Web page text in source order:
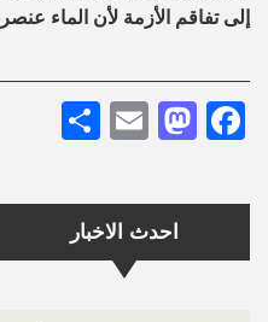
احدث الاخبار
إلى تفاقم الأزمة لأن الماء
Facebook
Email